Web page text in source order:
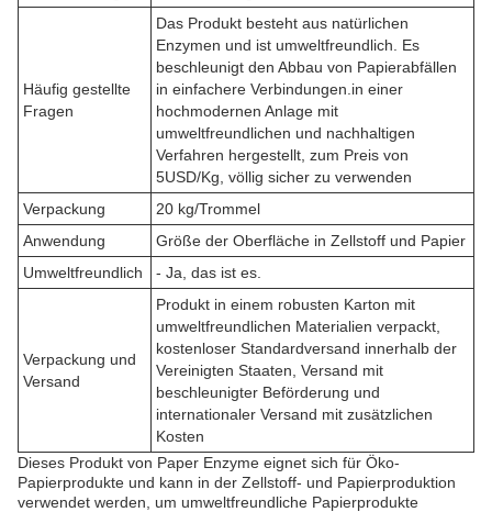
Häufig gestellte
Fragen
Das Produkt besteht aus natürlichen
Enzymen und ist umweltfreundlich. Es
beschleunigt den Abbau von Papierabfällen
in einfachere Verbindungen.in einer
hochmodernen Anlage mit
umweltfreundlichen und nachhaltigen
Verfahren hergestellt, zum Preis von
5USD/Kg, völlig sicher zu verwenden
Verpackung
20 kg/Trommel
Anwendung
Größe der Oberfläche in Zellstoff und Papier
Umweltfreundlich
- Ja, das ist es.
Verpackung und
Versand
Produkt in einem robusten Karton mit
umweltfreundlichen Materialien verpackt,
kostenloser Standardversand innerhalb der
Vereinigten Staaten, Versand mit
beschleunigter Beförderung und
internationaler Versand mit zusätzlichen
Kosten
Dieses Produkt von Paper Enzyme eignet sich für Öko-
Papierprodukte und kann in der Zellstoff- und Papierproduktion
verwendet werden, um umweltfreundliche Papierprodukte